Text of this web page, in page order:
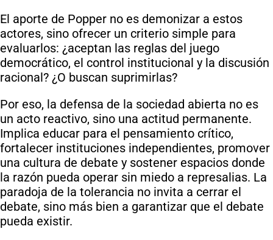
El aporte de Popper no es demonizar a estos
actores, sino ofrecer un criterio simple para
evaluarlos: ¿aceptan las reglas del juego
democrático, el control institucional y la discusión
racional? ¿O buscan suprimirlas?
Por eso, la defensa de la sociedad abierta no es
un acto reactivo, sino una actitud permanente.
Implica educar para el pensamiento crítico,
fortalecer instituciones independientes, promover
una cultura de debate y sostener espacios donde
la razón pueda operar sin miedo a represalias. La
paradoja de la tolerancia no invita a cerrar el
debate, sino más bien a garantizar que el debate
pueda existir.